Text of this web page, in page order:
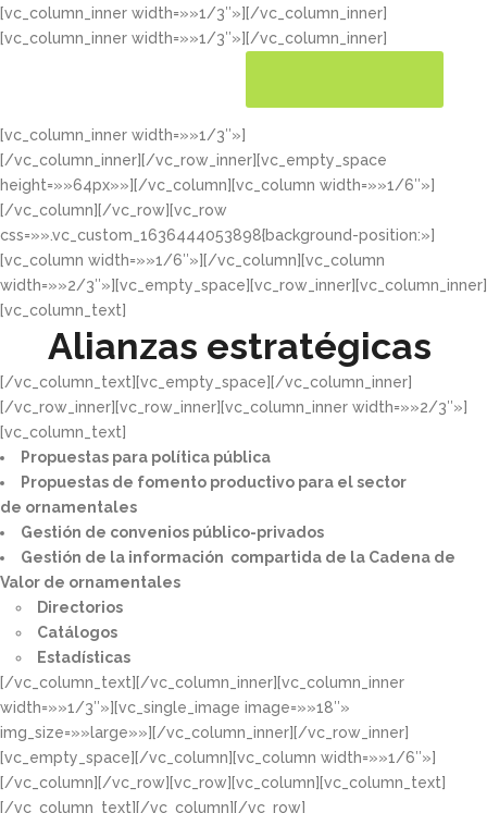
[vc_column_inner width=»»1/3″»][/vc_column_inner]
[vc_column_inner width=»»1/3″»][/vc_column_inner]
[vc_column_inner width=»»1/3″»]
[/vc_column_inner][/vc_row_inner][vc_empty_space
height=»»64px»»][/vc_column][vc_column width=»»1/6″»]
[/vc_column][/vc_row][vc_row
css=»».vc_custom_1636444053898{background-position:»]
[vc_column width=»»1/6″»][/vc_column][vc_column
width=»»2/3″»][vc_empty_space][vc_row_inner][vc_column_inner]
[vc_column_text]
Alianzas estratégicas
[/vc_column_text][vc_empty_space][/vc_column_inner]
[/vc_row_inner][vc_row_inner][vc_column_inner width=»»2/3″»]
[vc_column_text]
Propuestas para política pública​
Propuestas de fomento productivo para el sector
de ornamentales​
Gestión de convenios público-privados​
Gestión de la información compartida de la Cadena de
Valor de ornamentales​
Directorios​
Catálogos​
Estadísticas
[/vc_column_text][/vc_column_inner][vc_column_inner
width=»»1/3″»][vc_single_image image=»»18″»
img_size=»»large»»][/vc_column_inner][/vc_row_inner]
[vc_empty_space][/vc_column][vc_column width=»»1/6″»]
[/vc_column][/vc_row][vc_row][vc_column][vc_column_text]
[/vc_column_text][/vc_column][/vc_row]